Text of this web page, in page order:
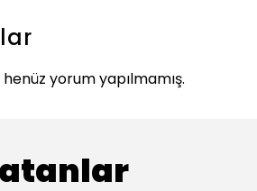
yorum yapılmamış.